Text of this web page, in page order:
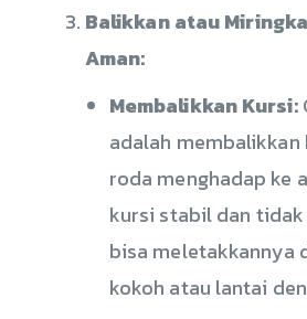
Balikkan atau
Aman:
Membalikkan Kursi:
adalah membalikkan
roda menghadap ke
kursi stabil dan
bisa meletakkannya
kokoh atau lantai